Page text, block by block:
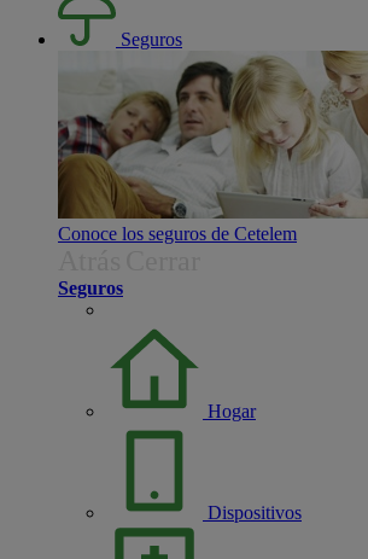
Seguros
Conoce los seguros de Cetelem
Seguros
Hogar
Dispositivos